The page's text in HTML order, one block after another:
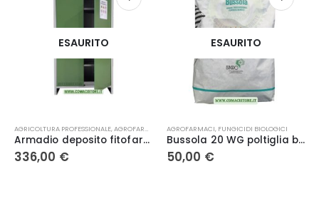
ESAURITO
AGRICOLTURA PROFESSIONALE, AGROFARMACI BRICO,CONTENITORI/CISTERNE
Armadio deposito fitofarmaci pratiko 2 ante – 179.5x100x40 – PROMETAL
336,00 €
ESAURITO
AGROFARMACI, FUNGICIDI BIOLOGICI
Bussola 20 WG poltiglia bordolese – Isagro
50,00 €